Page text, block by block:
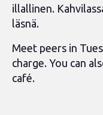
illallinen.
läsnä.
Meet peers in
charge. You can
café.